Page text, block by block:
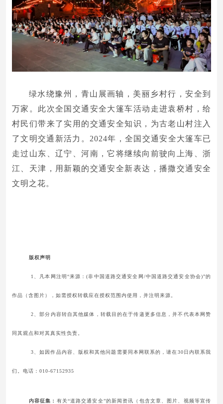
绿水绕豫州，青山展画轴，美丽乡村行，安全到
万家。此次全国交通安全大篷车活动走进袁桥村，给
村民们带来了实用的交通安全知识，为古老山村注入
了文明交通新活力。2024年，全国交通安全大篷车已
走过山东、辽宁、河南，它将继续向前驶向上海、浙
江、天津，用新颖的交通安全新表达，播撒交通安全
文明之花。
版权声明
1、凡本网注明“来源：(非中国道路交通安全网/中国道路交通安全协会)”的
作品（含图片），如需授权转载应在授权范围内使用，并注明来源。
2、部分内容转自其他媒体，转载目的在于传递更多信息，并不代表本网赞
同其观点和对其真实性负责。
3、如因作品内容、版权和其他问题需要同本网联系的，请在30日内联系我
们。电话：010-67152935
内容征集： 有关“道路交通安全”的新闻资讯（包含文章、图片、视频等宣传